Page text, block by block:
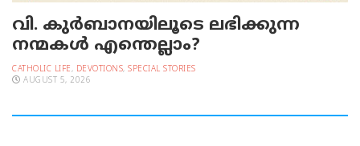
വി. കുര്‍ബാനയിലൂടെ ലഭിക്കുന്ന
നന്മകള്‍ എന്തെല്ലാം?
CATHOLIC LIFE, DEVOTIONS, SPECIAL STORIES
AUGUST 5, 2026